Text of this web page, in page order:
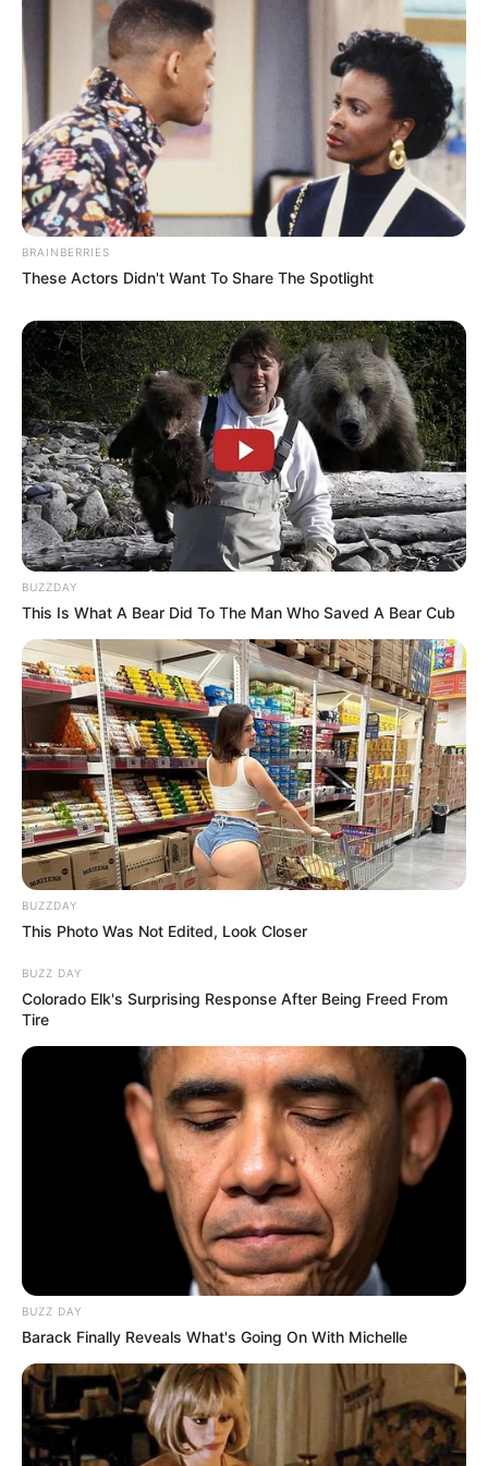
acompaña, suma, cuida.
Si tienes 18 años, este es tu tiempo. No te
apresures, pero tampoco te cierres. Permítete
sentir. Permítete conocer. Permítete ilusionarte.
Hay personas allá afuera esperando una
conexión real, una conversación sincera, una
historia que empiece sin máscaras.
BRAINBERRIES
These Actors Didn't Want To Share The Spotlight
BUZZDAY
This Is What A Bear Did To The Man Who Saved A Bear Cub
BUZZDAY
This Photo Was Not Edited, Look Closer
BUZZ DAY
Colorado Elk's Surprising Response After Being Freed From
Tire
BUZZ DAY
Barack Finally Reveals What's Going On With Michelle